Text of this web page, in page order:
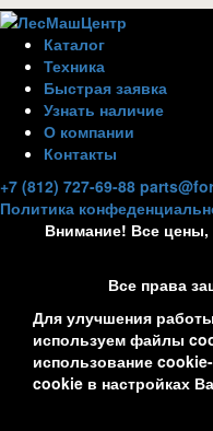
Каталог
Техника
Быстрая заявка
Узнать наличие
О компании
Контакты
+7 (812) 727-69-88
Политика
Внимание! Все цены,
Все права
Для улучшения
используем файлы
использование
cookie в настройках